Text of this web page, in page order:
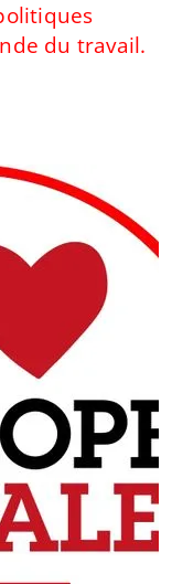
du travail.